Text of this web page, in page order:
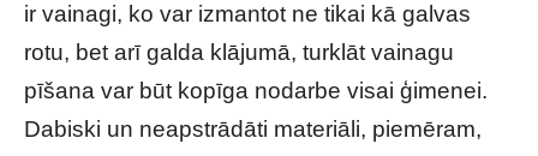
ir vainagi, ko var izmantot ne tikai kā galvas
rotu, bet arī galda klājumā, turklāt vainagu
pīšana var būt kopīga nodarbe visai ģimenei.
Dabiski un neapstrādāti materiāli, piemēram,